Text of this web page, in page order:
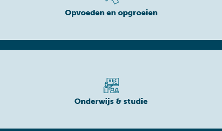
Opvoeden en opgroeien
Onderwijs & studie